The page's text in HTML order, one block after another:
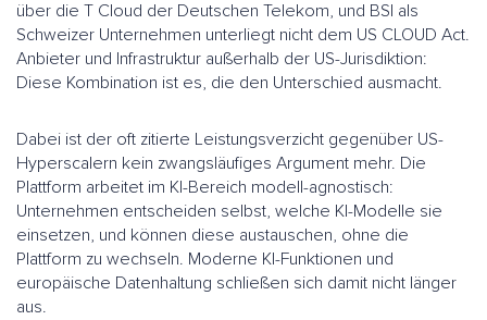
über die T Cloud der Deutschen Telekom, und BSI als
Schweizer Unternehmen unterliegt nicht dem US CLOUD Act.
Anbieter und Infrastruktur außerhalb der US-Jurisdiktion:
Diese Kombination ist es, die den Unterschied ausmacht.
Dabei ist der oft zitierte Leistungsverzicht gegenüber US-
Hyperscalern kein zwangsläufiges Argument mehr. Die
Plattform arbeitet im KI-Bereich modell-agnostisch:
Unternehmen entscheiden selbst, welche KI-Modelle sie
einsetzen, und können diese austauschen, ohne die
Plattform zu wechseln. Moderne KI-Funktionen und
europäische Datenhaltung schließen sich damit nicht länger
aus.